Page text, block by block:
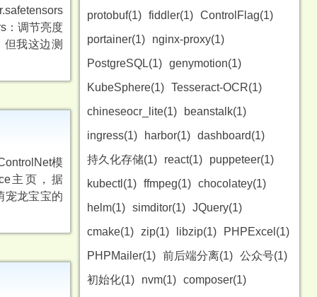
：调节亮度
我这边测
模
主页，据
宠龙宝宝的
protobuf(1) fiddler(1) ControlFlag(1)
portainer(1)
nginx-proxy(1)
PostgreSQL(1) genymotion(1)
KubeSphere(1) Tesseract-OCR(1)
chineseocr_lite(1)
beanstalk(1)
ingress(1)
harbor(1) dashboard(1)
持久化存储(1)
react(1)
puppeteer(1)
kubectl(1) ffmpeg(1) chocolatey(1)
helm(1) simditor(1) JQuery(1)
cmake(1)
zip(1) libzip(1)
PHPExcel(1)
PHPMailer(1) 前后端分离(1) 公众号(1)
初始化(1)
nvm(1) composer(1)